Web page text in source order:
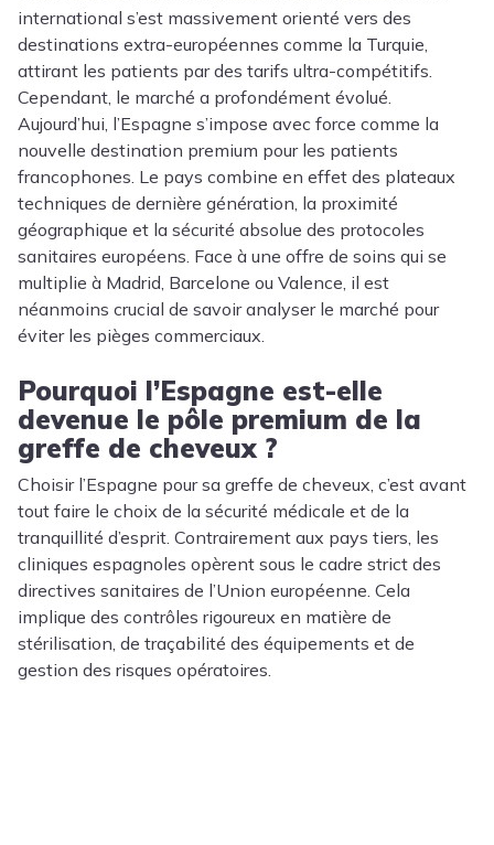
international s’est massivement orienté vers des
destinations extra-européennes comme la Turquie,
attirant les patients par des tarifs ultra-compétitifs.
Cependant, le marché a profondément évolué.
Aujourd’hui, l’Espagne s’impose avec force comme la
nouvelle destination premium pour les patients
francophones. Le pays combine en effet des plateaux
techniques de dernière génération, la proximité
géographique et la sécurité absolue des protocoles
sanitaires européens. Face à une offre de soins qui se
multiplie à Madrid, Barcelone ou Valence, il est
néanmoins crucial de savoir analyser le marché pour
éviter les pièges commerciaux.
Pourquoi l’Espagne est-elle
devenue le pôle premium de la
greffe de cheveux ?
Choisir l’Espagne pour sa greffe de cheveux, c’est avant
tout faire le choix de la sécurité médicale et de la
tranquillité d’esprit. Contrairement aux pays tiers, les
cliniques espagnoles opèrent sous le cadre strict des
directives sanitaires de l’Union européenne. Cela
implique des contrôles rigoureux en matière de
stérilisation, de traçabilité des équipements et de
gestion des risques opératoires.